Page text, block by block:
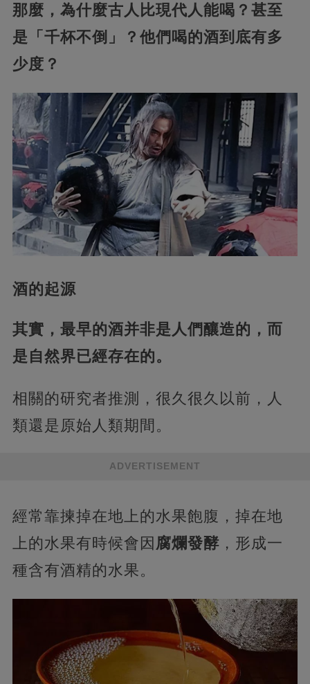
那麼，為什麼古人比現代人能喝？甚至
是「千杯不倒」？他們喝的酒到底有多
少度？
酒的起源
其實，最早的酒并非是人們釀造的，而
是自然界已經存在的。
相關的研究者推測，很久很久以前，人
類還是原始人類期間。
ADVERTISEMENT
經常靠揀掉在地上的水果飽腹，掉在地
上的水果有時候會因 腐爛發酵 ，形成一
種含有酒精的水果。